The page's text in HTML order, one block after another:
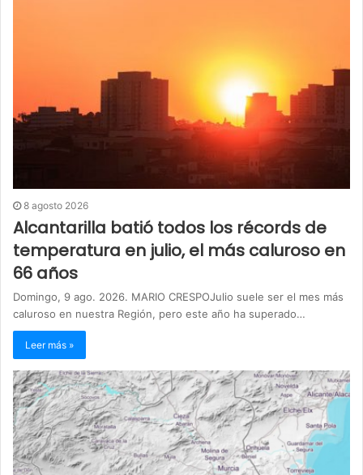
8 agosto 2026
Alcantarilla batió todos los récords de
temperatura en julio, el más caluroso en
66 años
Domingo, 9 ago. 2026. MARIO CRESPOJulio suele ser el mes más
caluroso en nuestra Región, pero este año ha superado…
Leer más »